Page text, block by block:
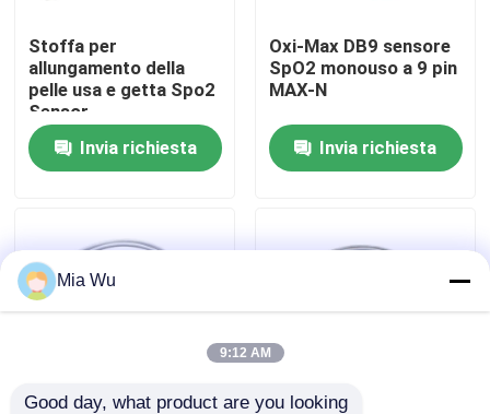
Controllo di qualità
Contattici
Casi
Sensore riutilizzabile spO2
Stoffa per
allungamento della
pelle usa e getta Spo2
Sensor
Invia richiesta
Oxi-Max DB9 sensore
SpO2 monouso a 9 pin
MAX-N
Invia richiesta
Mia Wu
9:12 AM
Good day, what product are you looking